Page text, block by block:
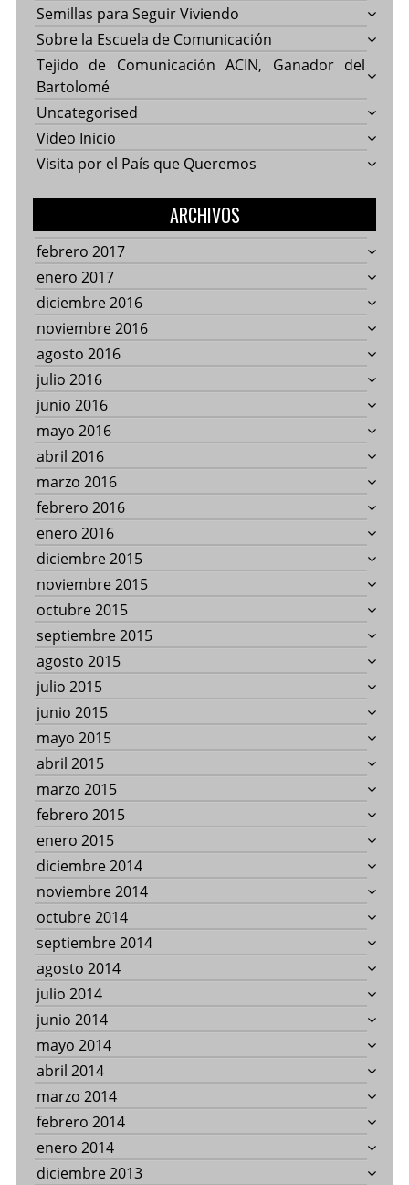
Semillas para Seguir Viviendo
Sobre la Escuela de Comunicación
Tejido de Comunicación ACIN, Ganador del
Bartolomé
Uncategorised
Video Inicio
Visita por el País que Queremos
ARCHIVOS
febrero 2017
enero 2017
diciembre 2016
noviembre 2016
agosto 2016
julio 2016
junio 2016
mayo 2016
abril 2016
marzo 2016
febrero 2016
enero 2016
diciembre 2015
noviembre 2015
octubre 2015
septiembre 2015
agosto 2015
julio 2015
junio 2015
mayo 2015
abril 2015
marzo 2015
febrero 2015
enero 2015
diciembre 2014
noviembre 2014
octubre 2014
septiembre 2014
agosto 2014
julio 2014
junio 2014
mayo 2014
abril 2014
marzo 2014
febrero 2014
enero 2014
diciembre 2013